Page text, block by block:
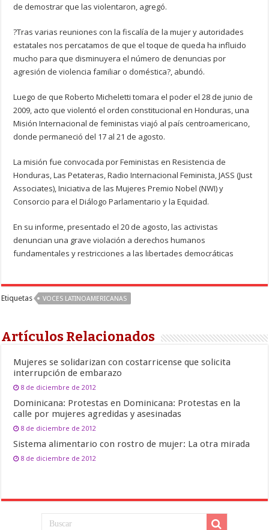
de demostrar que las violentaron, agregó.
?Tras varias reuniones con la fiscalía de la mujer y autoridades
estatales nos percatamos de que el toque de queda ha influido
mucho para que disminuyera el número de denuncias por
agresión de violencia familiar o doméstica?, abundó.
Luego de que Roberto Micheletti tomara el poder el 28 de junio de
2009, acto que violentó el orden constitucional en Honduras, una
Misión Internacional de feministas viajó al país centroamericano,
donde permaneció del 17 al 21 de agosto.
La misión fue convocada por Feministas en Resistencia de
Honduras, Las Petateras, Radio Internacional Feminista, JASS (Just
Associates), Iniciativa de las Mujeres Premio Nobel (NWI) y
Consorcio para el Diálogo Parlamentario y la Equidad.
En su informe, presentado el 20 de agosto, las activistas
denuncian una grave violación a derechos humanos
fundamentales y restricciones a las libertades democráticas
Etiquetas VOCES LATINOAMERICANAS
Artículos Relacionados
Mujeres se solidarizan con costarricense que solicita
interrupción de embarazo
8 de diciembre de 2012
Dominicana: Protestas en Dominicana: Protestas en la
calle por mujeres agredidas y asesinadas
8 de diciembre de 2012
Sistema alimentario con rostro de mujer: La otra mirada
8 de diciembre de 2012